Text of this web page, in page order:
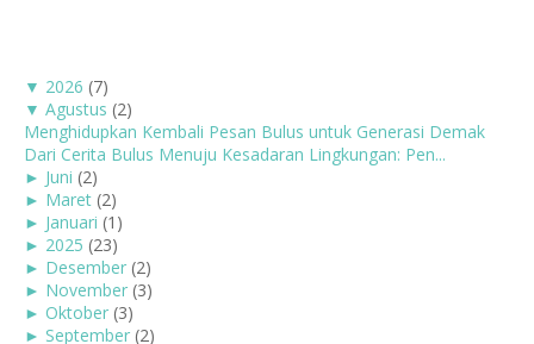
▼ 2026 (7)
▼ Agustus (2)
Menghidupkan Kembali Pesan Bulus untuk Generasi Demak
Dari Cerita Bulus Menuju Kesadaran Lingkungan: Pen...
► Juni (2)
► Maret (2)
► Januari (1)
► 2025 (23)
► Desember (2)
► November (3)
► Oktober (3)
► September (2)